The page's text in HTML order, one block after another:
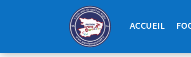
ACCUEIL